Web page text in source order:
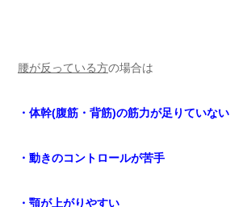
腰が反っている方の場合は
・体幹(腹筋・背筋)の筋力が足りていない
・動きのコントロールが苦手
・顎が上がりやすい